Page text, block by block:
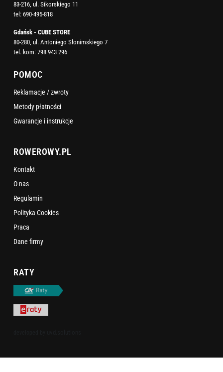
83-216, ul. Sikorskiego 11
tel: 690-495-818
Gdańsk - CUBE STORE
80-280, ul. Antoniego Słonimskiego 7
tel. kom: 798 943 296
POMOC
Reklamacje / zwroty
Metody płatności
Gwarancje i instrukcje
ROWEROWY.PL
Kontakt
O nas
Regulamin
Polityka Cookies
Praca
Dane firmy
RATY